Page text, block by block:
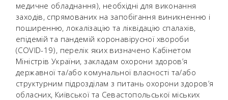
медичне обладнання), необхідні для виконання
заходів, спрямованих на запобігання виникненню і
поширенню, локалізацію та ліквідацію спалахів,
епідемій та пандемій коронавірусної хвороби
(COVID-19), перелік яких визначено Кабінетом
Міністрів України, закладам охорони здоров’я
державної та/або комунальної власності та/або
структурним підрозділам з питань охорони здоров’я
обласних, Київської та Севастопольської міських